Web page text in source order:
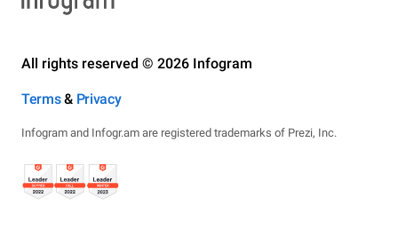
All rights reserved © 2026 Infogram
Terms& Privacy
Infogram and Infogr.am are registered trademarks of Prezi, Inc.